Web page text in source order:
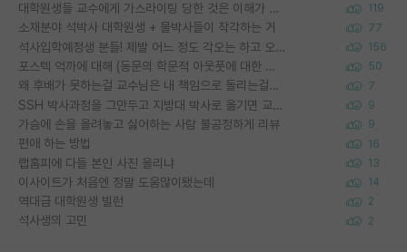
대학원생들 교수에게 가스라이팅 당한 것은 이해가 갑니다. 안타깝네요. 119
소재분야 석박사 대학원생 + 물박사들이 착각하는 거 77
석사입학예정생 분들! 제발 어느 정도 각오는 하고 오세요. 156
포스텍 억까에 대해 (동문의 학문적 아웃풋에 대한 반박) 50
왜 후배가 못하는걸 교수님은 내 책임으로 돌리는걸까요? 7
SSH 박사과정을 그만두고 지방대 박사로 옮기면 교수의 꿈은 끝일까요? 9
가슴에 손을 올려놓고 싫어하는 사람 불공정하게 리뷰 9
편애 하는 방법 16
랩홈피에 다들 본인 사진 올리냐 13
이사이트가 처음엔 정말 도움많이됐는데 14
역대급 대학원생 빌런 2
석사생의 고민 2